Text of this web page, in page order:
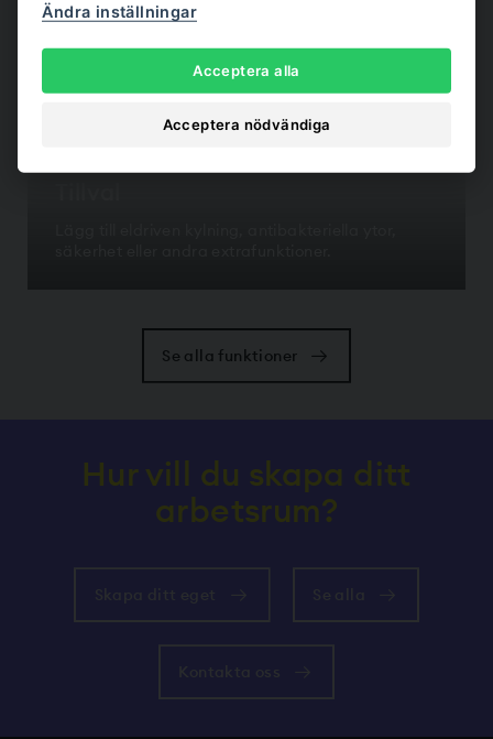
Inredning
Stort urval av möbler - från bord till
videokonferenssystem.
Se alla funktioner
Hur vill du skapa ditt
arbetsrum?
Ändra inställningar
Acceptera alla
Acceptera nödvändiga